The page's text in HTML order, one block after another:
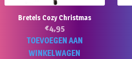
Bretels Cozy Christmas
€4,95
TOEVOEGEN AAN
WINKELWAGEN